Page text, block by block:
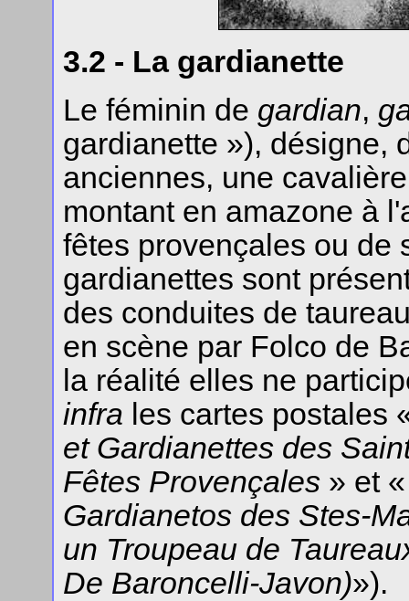
3.2 - La gardianette
Le féminin de gardian,
gardianette »), désigne,
anciennes, une
montant en amazone à
fêtes provençales ou de
gardianettes sont
des conduites de
en scène par Folco de
la réalité elles ne
infra les cartes postales
et Gardianettes des
Fêtes Provençales » et
Gardianetos des Stes-
un Troupeau de
De Baroncelli-Javon)»).